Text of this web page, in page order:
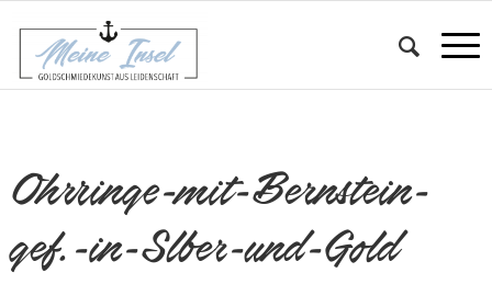
Ohrringe-mit-Bernstein-
gef.-in-Slber-und-Gold